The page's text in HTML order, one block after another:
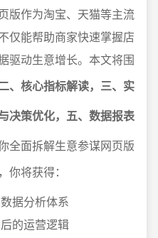
版作为淘宝、天猫等主流
仅能帮助商家快速掌握店
驱动生意增长。本文将围
、核心指标解读，三、实
决策优化，五、数据报表
全面拆解生意参谋网页版
将获得：
据分析体系
的运营逻辑